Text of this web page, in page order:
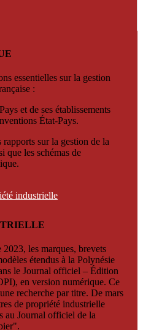
essentielles sur la gestion
:
et de ses établissements
État-Pays.
sur la gestion de la
que les schémas de
industrielle
les marques, brevets
étendus à la Polynésie
le Journal officiel – Édition
en version numérique. Ce
recherche par titre. De mars
de propriété industrielle
au Journal officiel de la